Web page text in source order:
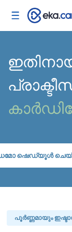
ഷെഡ്യൂൾ
പൂർണ്ണമായും